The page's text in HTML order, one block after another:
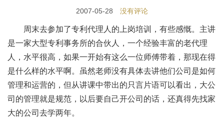
2007-05-28 没有评论
周末去参加了专利代理人的上岗培训，有些感慨。主讲
是一家大型专利事务所的合伙人，一个经验丰富的老代理
人，水平很高，如果一开始有这么一位师傅带着，那现在得
是什么样的水平啊。虽然老师没有具体去讲他们公司是如何
管理和运营的，但从讲课中带出的只言片语可以看出，大公
司的管理就是规范，以后要自己开公司的话，还真得先找家
大的公司去学两年。